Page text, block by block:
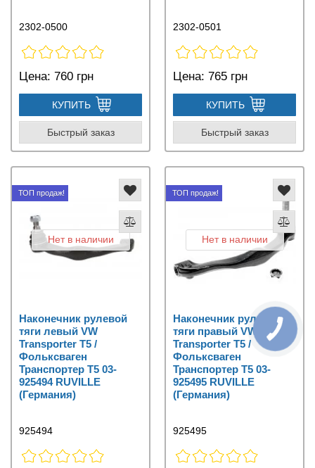
2302-0500
Цена: 760 грн
КУПИТЬ
Быстрый заказ
2302-0501
Цена: 765 грн
КУПИТЬ
Быстрый заказ
ТОП продаж!
Нет в наличии
Наконечник рулевой
тяги левый VW
Transporter T5 /
Фольксваген
Транспортер Т5 03-
925494 RUVILLE
(Германия)
925494
ТОП продаж!
Нет в наличии
Наконечник рулевой
тяги правый VW
Transporter T5 /
Фольксваген
Транспортер Т5 03-
925495 RUVILLE
(Германия)
925495